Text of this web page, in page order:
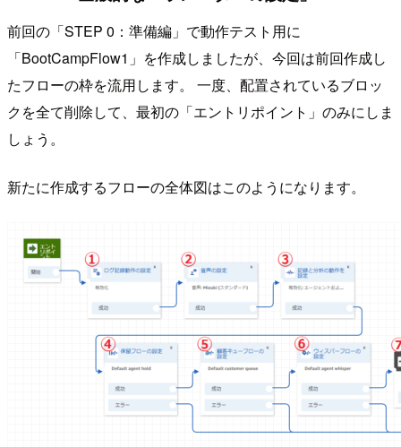
前回の「STEP 0：準備編」で動作テスト用に
「BootCampFlow1」を作成しましたが、今回は前回作成し
たフローの枠を流用します。 一度、配置されているブロッ
クを全て削除して、最初の「エントリポイント」のみにしま
しょう。
新たに作成するフローの全体図はこのようになります。